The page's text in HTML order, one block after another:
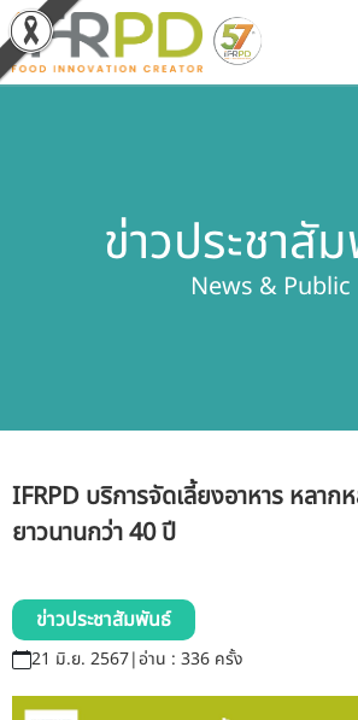
ผลิตภัณฑ์และจำหน่าย
เกี่ยวกับสถาบัน
บุคลากรสถาบัน
ระบบสารสนเทศ (ใน)
ติดต่อเรา
ข่าวประชาสั
News & Public
IFRPD บริการจัดเลี้ยงอาหาร หลาก
ยาวนานกว่า 40 ปี
ข่าวประชาสัมพันธ์
21 มิ.ย. 2567|อ่าน : 336 ครั้ง